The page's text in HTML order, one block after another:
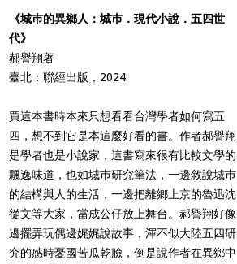
《城巿的異鄉人：城巿．現代小說．五四世
代》
郝譽翔著
臺北：聯經出版，2024
買這本書時本來只想看看台灣學者如何寫五
四，想不到它是本這麼好看的書。作者郝譽翔
是學者也是小說家，這書寫來很有比較文學的
飄逸味道，也如城巿研究筆法，一邊敘說城巿
的結構與人的生活，一邊把離鄉上京的魯迅沈
從文等大家，當成公仔放上舞台。郝譽翔好像
邊擺弄玩偶邊娓娓說故事，渾不似大陸五四研
究的感時憂國苦瓜乾臉，倒是說作者在異鄉中